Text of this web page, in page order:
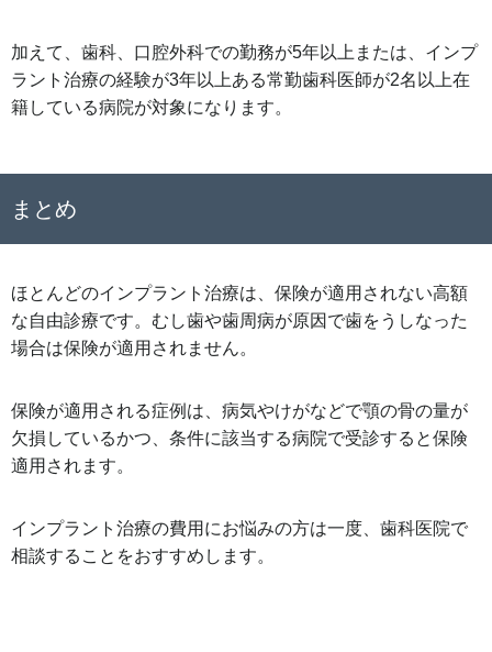
加えて、歯科、口腔外科での勤務が5年以上または、インプ
ラント治療の経験が3年以上ある常勤歯科医師が2名以上在
籍している病院が対象になります。
まとめ
ほとんどのインプラント治療は、保険が適用されない高額
な自由診療です。むし歯や歯周病が原因で歯をうしなった
場合は保険が適用されません。
保険が適用される症例は、病気やけがなどで顎の骨の量が
欠損しているかつ、条件に該当する病院で受診すると保険
適用されます。
インプラント治療の費用にお悩みの方は一度、歯科医院で
相談することをおすすめします。